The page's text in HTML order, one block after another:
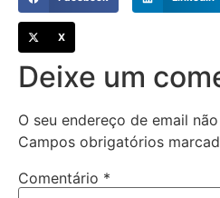
X
Deixe um
O seu endereço de email
Campos obrigatórios
Comentário *